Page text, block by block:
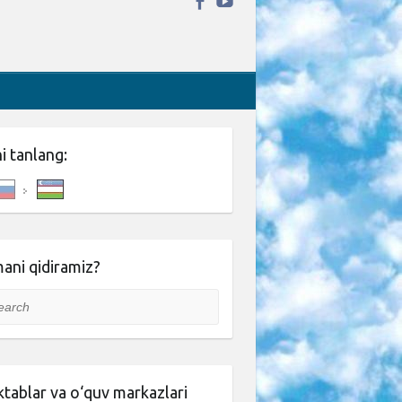
tanlang:
qidiramiz?
va o‘quv markazlari